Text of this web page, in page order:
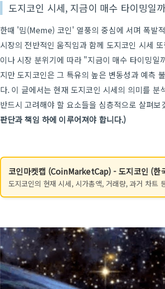
도지코인 시세, 지금이 매수 타이밍일
한때 '밈(Meme) 코인' 열풍의 중심에 서며 폭발
시장의 전반적인 움직임과 함께 도지코인 시세
이나 시장 분위기에 따라 "지금이 매수 타이밍
지만 도지코인은 그 특유의 높은 변동성과 예측
다. 이 글에서는 현재 도지코인 시세의 의미를
반드시 고려해야 할 요소들을 심층적으로 살펴보
판단과 책임 하에 이루어져야 합니다.)
코인마켓캡 (CoinMarketCap) - 도지코인 (한
도지코인의 현재 시세, 시가총액, 거래량, 과거 차트